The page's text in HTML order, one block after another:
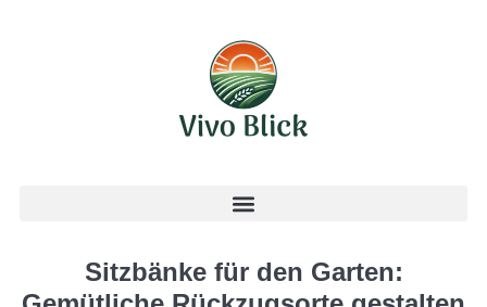
Sitzbänke für den Garten: